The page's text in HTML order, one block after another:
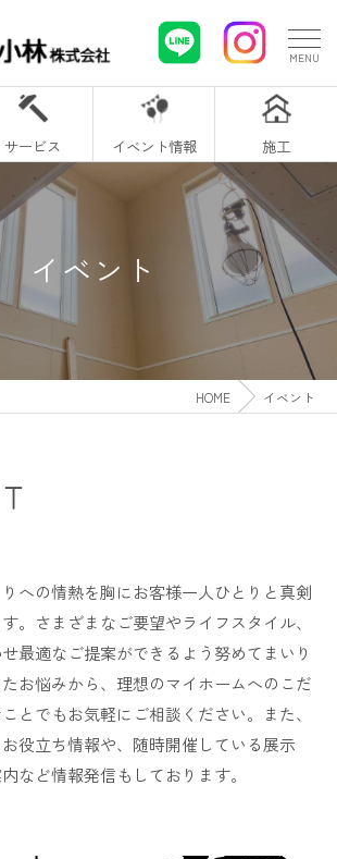
サービス イベント情報 施工
イベント
HOME イベント
への情熱を胸にお客様一人ひとりと真剣
。さまざまなご要望やライフスタイル、
最適なご提案ができるよう努めてまいり
お悩みから、理想のマイホームへのこだ
とでもお気軽にご相談ください。また、
役立ち情報や、随時開催している展示
など情報発信もしております。